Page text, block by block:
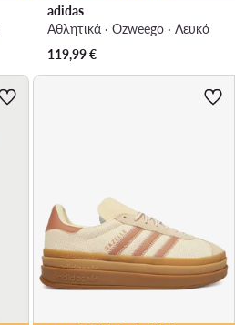
adidas
Αθλητικά · Ozweego · Λευκό
119,99€